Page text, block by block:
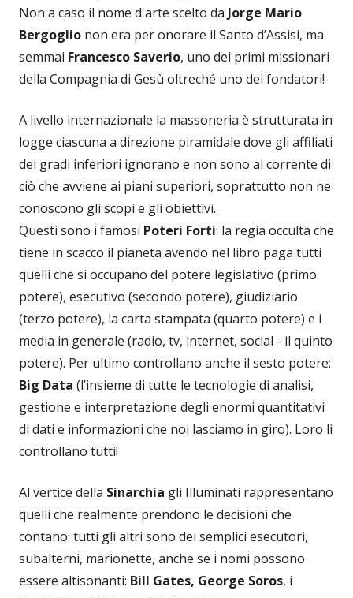
Non a caso il nome d'arte scelto da Jorge Mario
Bergoglio non era per onorare il Santo d’Assisi, ma
semmai Francesco Saverio, uno dei primi missionari
della Compagnia di Gesù oltreché uno dei fondatori!
A livello internazionale la massoneria è strutturata in
logge ciascuna a direzione piramidale dove gli affiliati
dei gradi inferiori ignorano e non sono al corrente di
ciò che avviene ai piani superiori, soprattutto non ne
conoscono gli scopi e gli obiettivi.
Questi sono i famosi Poteri Forti: la regia occulta che
tiene in scacco il pianeta avendo nel libro paga tutti
quelli che si occupano del potere legislativo (primo
potere), esecutivo (secondo potere), giudiziario
(terzo potere), la carta stampata (quarto potere) e i
media in generale (radio, tv, internet, social - il quinto
potere). Per ultimo controllano anche il sesto potere:
Big Data (l’insieme di tutte le tecnologie di analisi,
gestione e interpretazione degli enormi quantitativi
di dati e informazioni che noi lasciamo in giro). Loro li
controllano tutti!
Al vertice della Sinarchia gli Illuminati rappresentano
quelli che realmente prendono le decisioni che
contano: tutti gli altri sono dei semplici esecutori,
subalterni, marionette, anche se i nomi possono
essere altisonanti: Bill Gates, George Soros, i